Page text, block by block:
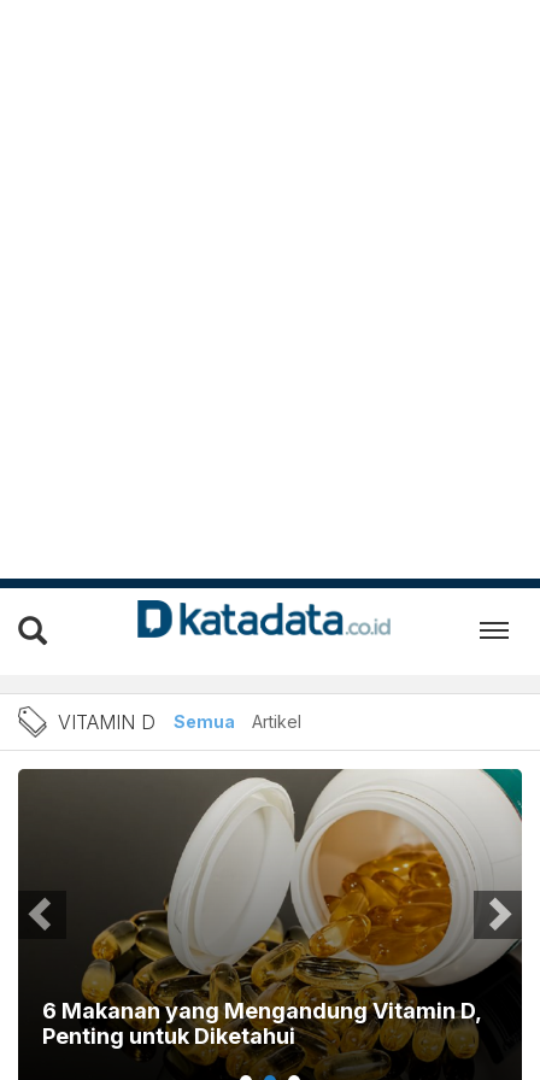
Berita Vitamin D Terbaru
VITAMIN D Semua Artikel
6 Makanan yang Mengandung Vitamin D,
Penting untuk Diketahui